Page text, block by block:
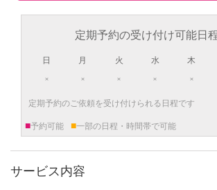
定期予約の受け付け可能日
日
×
月
×
火
×
水
×
木
×
定期予約のご依頼を受け付けられる日程です
■予約可能 ■一部の日程・時間帯で可能
サービス内容